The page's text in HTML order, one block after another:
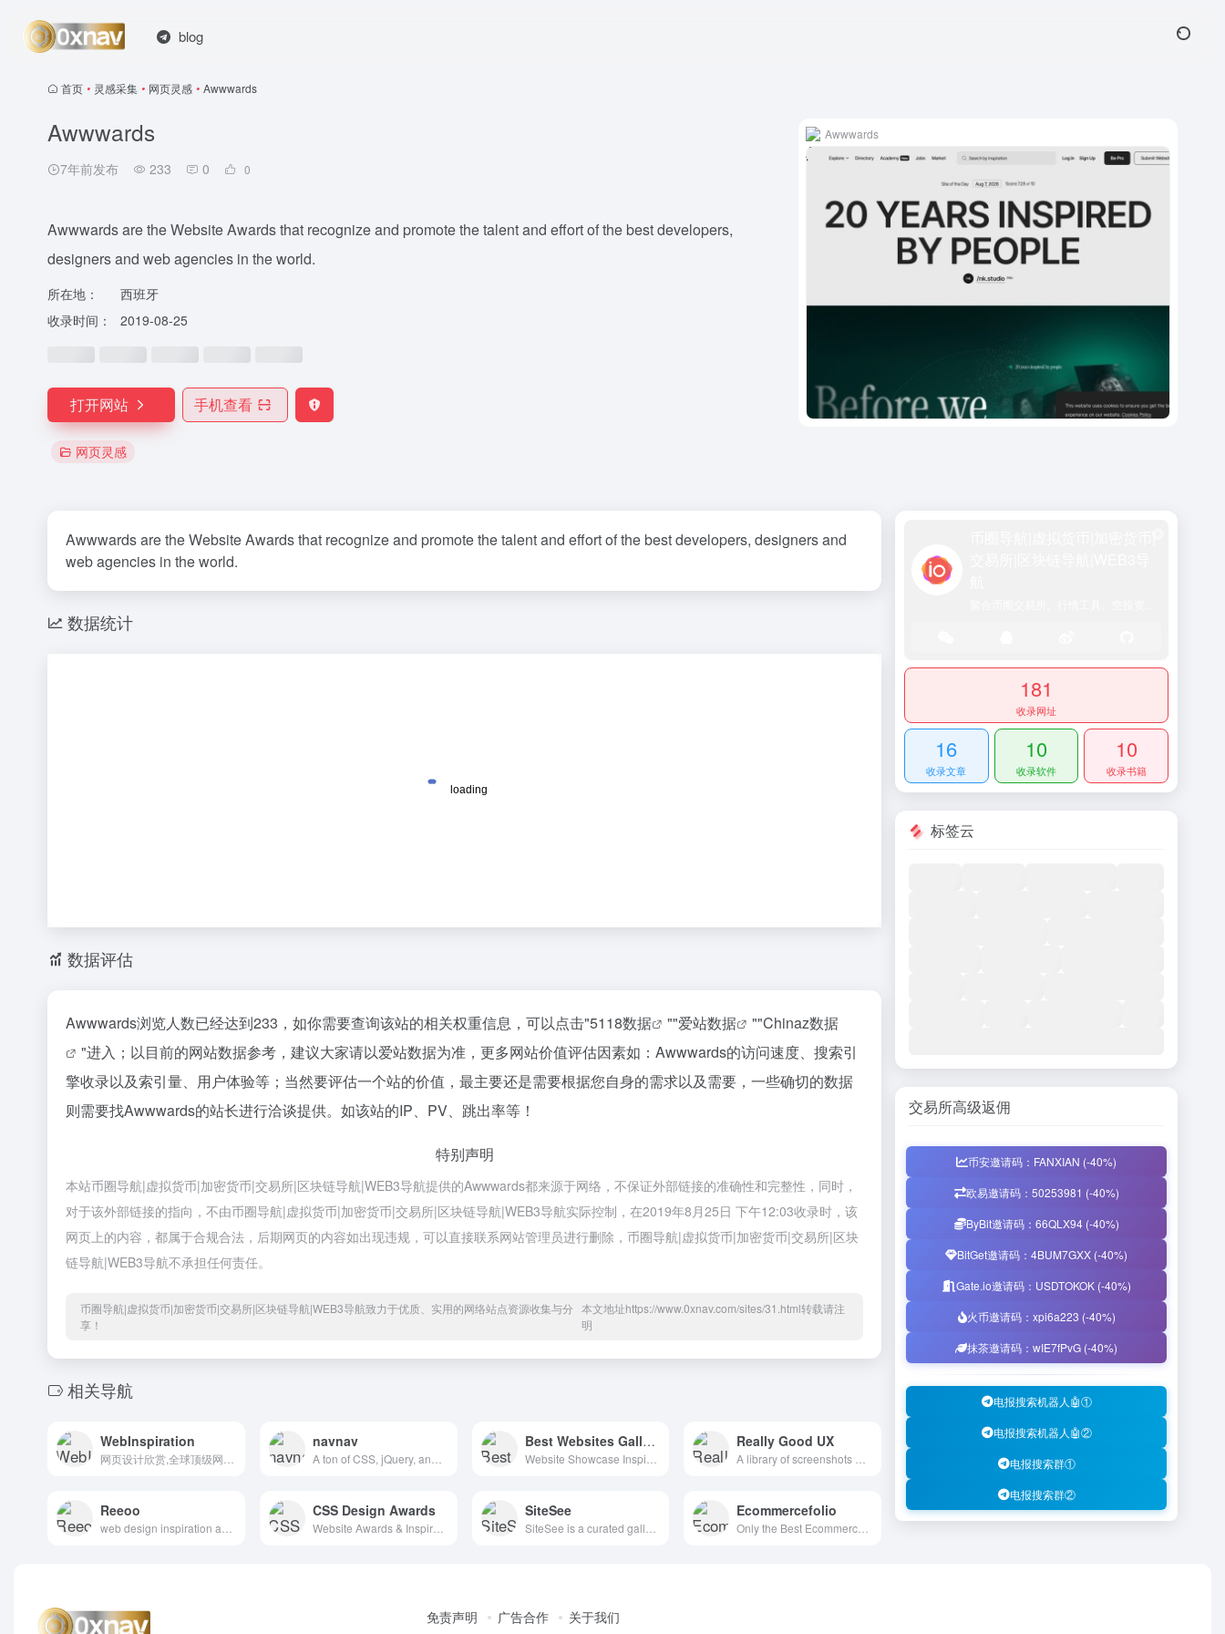
blog
首页 • 灵感采集 • 网页灵感 • Awwwards
Awwwards
7年前发布 233 0 0
Awwwards are the Website Awards that recognize and promote the talent and effort of the best developers,
designers and web agencies in the world.
所在地：
西班牙
收录时间：
2019-08-25
打开网站 手机查看
网页灵感
Awwwards
Awwwards are the Website Awards that recognize and promote the talent and effort of the best developers, designers and
web agencies in the world.
数据统计
数据评估
Awwwards浏览人数已经达到233，如你需要查询该站的相关权重信息，可以点击"5118数据 ""爱站数据 ""Chinaz数据
"进入；以目前的网站数据参考，建议大家请以爱站数据为准，更多网站价值评估因素如：Awwwards的访问速度、搜索引
擎收录以及索引量、用户体验等；当然要评估一个站的价值，最主要还是需要根据您自身的需求以及需要，一些确切的数据
则需要找Awwwards的站长进行洽谈提供。如该站的IP、PV、跳出率等！
特别声明
本站币圈导航|虚拟货币|加密货币|交易所|区块链导航|WEB3导航提供的Awwwards都来源于网络，不保证外部链接的准确性和完整性，同时，
对于该外部链接的指向，不由币圈导航|虚拟货币|加密货币|交易所|区块链导航|WEB3导航实际控制，在2019年8月25日 下午12:03收录时，该
网页上的内容，都属于合规合法，后期网页的内容如出现违规，可以直接联系网站管理员进行删除，币圈导航|虚拟货币|加密货币|交易所|区块
链导航|WEB3导航不承担任何责任。
币圈导航|虚拟货币|加密货币|交易所|区块链导航|WEB3导航致力于优质、实用的网络站点资源收集与分
享！
本文地址https://www.0xnav.com/sites/31.html转载请注
明
相关导航
WebInspiration navnav Best Websites Gallery Really Good UX
Reeoo CSS Design Awards
Website Awards & Inspiration - CSS Gallery
SiteSee Ecommercefolio
181
收录网址
16
收录文章
10
收录软件
10
收录书籍
标签云
交易所高级返佣
币安邀请码：FANXIAN (-40%)
欧易邀请码：50253981 (-40%)
ByBit邀请码：66QLX94 (-40%)
BitGet邀请码：4BUM7GXX (-40%)
Gate.io邀请码：USDTOKOK (-40%)
火币邀请码：xpi6a223 (-40%)
抹茶邀请码：wIE7fPvG (-40%)
电报搜索机器人🤖①
电报搜索机器人🤖②
电报搜索群①
电报搜索群②
免责声明 广告合作 关于我们